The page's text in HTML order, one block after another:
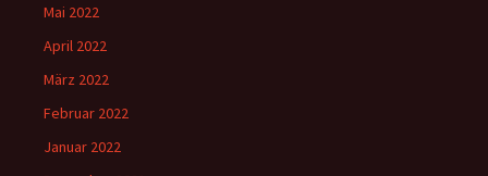
Mai 2022
April 2022
März 2022
Februar 2022
Januar 2022